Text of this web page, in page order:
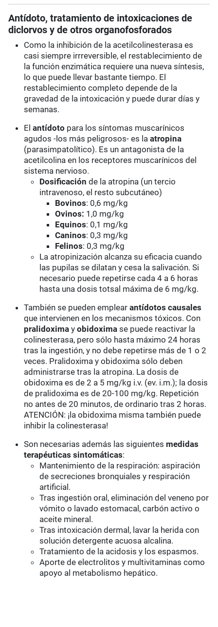
Antídoto, tratamiento de intoxicaciones de
diclorvos y de otros organofosforados
Como la inhibición de la acetilcolinesterasa es
casi siempre irrreversible, el restablecimiento de
la función enzimática requiere una nueva síntesis,
lo que puede llevar bastante tiempo. El
restablecimiento completo depende de la
gravedad de la intoxicación y puede durar días y
semanas.
Elantídoto para los síntomas muscarínicos
agudos -los más peligrosos- es laatropina
(parasimpatolítico). Es un antagonista de la
acetilcolina en los receptores muscarínicos del
sistema nervioso.
Dosificación de la atropina (un tercio
intravenoso, el resto subcutáneo)
Bovinos: 0,6 mg/kg
Ovinos: 1,0 mg/kg
Equinos: 0,1 mg/kg
Caninos: 0,3 mg/kg
Felinos: 0,3 mg/kg
La atropinización alcanza su eficacia cuando
las pupilas se dilatan y cesa la salivación. Si
necesario puede repetirse cada 4 a 6 horas
hasta una dosis totsal máxima de 6 mg/kg.
También se pueden emplearantídotos causales
que intervienen en los mecanismos tóxicos. Con
pralidoxima yobidoxima se puede reactivar la
colinesterasa, pero sólo hasta máximo 24 horas
tras la ingestión, y no debe repetirse más de 1 o 2
veces. Pralidoxima y obidoxima sólo deben
administrarse tras la atropina. La dosis de
obidoxima es de 2 a 5 mg/kg i.v. (ev. i.m.); la dosis
de pralidoxima es de 20-100 mg/kg. Repetición
no antes de 20 minutos, de ordinario tras 2 horas.
ATENCIÓN: ¡la obidoxima misma también puede
inhibir la colinesterasa!
Son necesarias además las siguientes medidas
terapéuticas sintomáticas:
Mantenimiento de la respiración: aspiración
de secreciones bronquiales y respiración
artificial.
Tras ingestión oral, eliminación del veneno por
vómito o lavado estomacal, carbón activo o
aceite mineral.
Tras intoxicación dermal, lavar la herida con
solución detergente acuosa alcalina.
Tratamiento de la acidosis y los espasmos.
Aporte de electrolitos y multivitaminas como
apoyo al metabolismo hepático.